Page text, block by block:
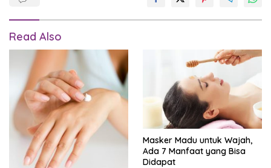
Read Also
Masker Madu untuk Wajah,
Ada 7 Manfaat yang Bisa
Didapat